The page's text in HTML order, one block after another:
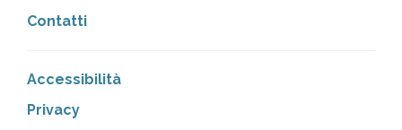
Contatti
Accessibilità
Privacy